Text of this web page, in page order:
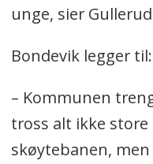
unge, sier
Bondevik legger til:
– Kommunen
tross alt ikke store
skøytebanen,